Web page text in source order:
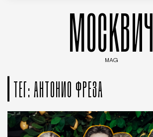
МОСКВИЧ
MAG
ТЕГ: АНТОНИО ФРЕЗА